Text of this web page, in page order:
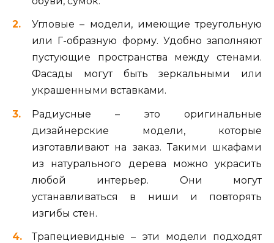
Угловые – модели, имеющие треугольную
или Г-образную форму. Удобно заполняют
пустующие пространства между стенами.
Фасады могут быть зеркальными или
украшенными вставками.
Радиусные – это оригинальные
дизайнерские модели, которые
изготавливают на заказ. Такими шкафами
из натурального дерева можно украсить
любой интерьер. Они могут
устанавливаться в ниши и повторять
изгибы стен.
Трапециевидные – эти модели подходят